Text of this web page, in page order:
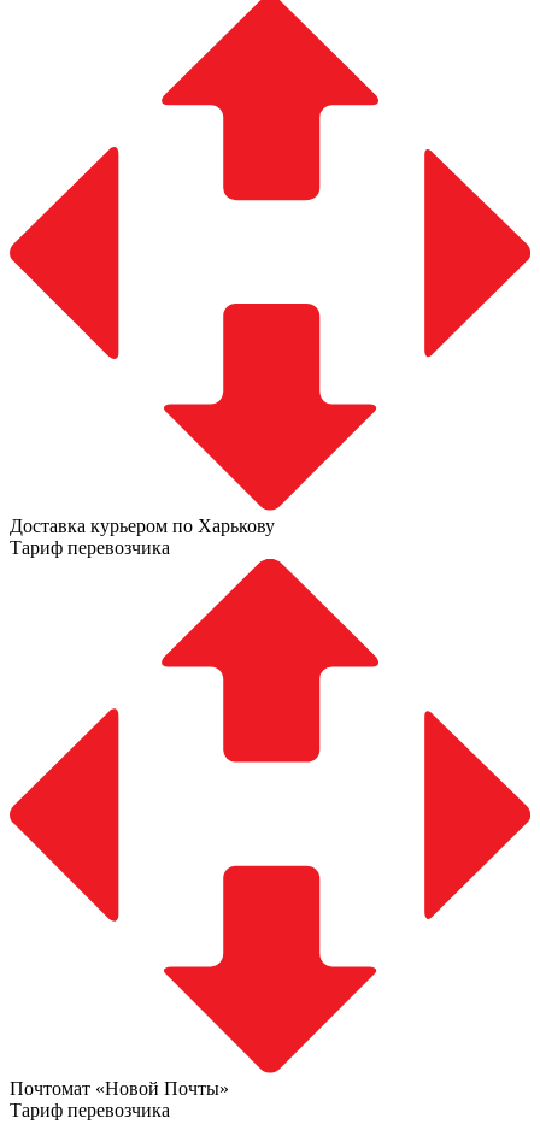
Доставка курьером по Харькову
Тариф перевозчика
Почтомат «Новой Почты»
Тариф перевозчика